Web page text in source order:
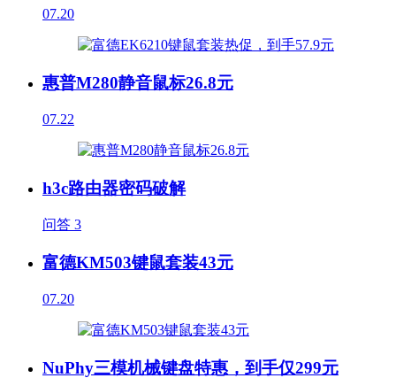
07.20
惠普M280静音鼠标26.8元
07.22
h3c路由器密码破解
问答 3
富德KM503键鼠套装43元
07.20
NuPhy三模机械键盘特惠，到手仅299元